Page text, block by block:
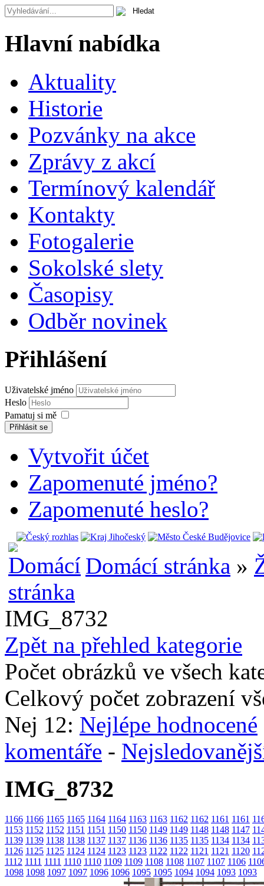
Hlavní nabídka
Aktuality
Historie
Pozvánky na akce
Zprávy z akcí
Termínový kalendář
Kontakty
Fotogalerie
Sokolské slety
Časopisy
Odběr novinek
Přihlášení
Uživatelské jméno
Heslo
Pamatuj si mě
Přihlásit se
Vytvořit účet
Zapomenuté jméno?
Zapomenuté heslo?
Domácí stránka »
IMG_8732
Zpět na přehled kategorie
Počet obrázků ve všech
Celkový počet zobrazení
Nej 12: Nejlépe hodnocené
komentáře -
IMG_8732
1166 1166 1165 1165 1164 1164 1163 1163 1162 1162 1161 1161
1153 1152 1152 1151 1151 1150 1150 1149 1149 1148 1148 1147
1139 1139 1138 1138 1137 1137 1136 1136 1135 1135 1134 1134
1126 1125 1125 1124 1124 1123 1123 1122 1122 1121 1121 1120
1112 1111 1111 1110 1110 1109 1109 1108 1108 1107 1107 1106
1098 1098 1097 1097 1096 1096 1095 1095 1094 1094 1093 1093